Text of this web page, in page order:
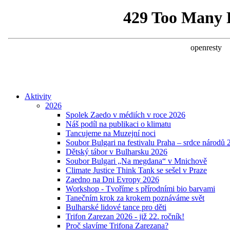
Aktivity
2026
Spolek Zaedo v médiích v roce 2026
Náš podíl na publikaci o klimatu
Tancujeme na Muzejní noci
Soubor Bulgari na festivalu Praha – srdce národů
Dětský tábor v Bulharsku 2026
Soubor Bulgari „Na megdana“ v Mnichově
Climate Justice Think Tank se sešel v Praze
Zaedno na Dni Evropy 2026
Workshop - Tvoříme s přírodními bio barvami
Tanečním krok za krokem poznáváme svět
Bulharské lidové tance pro děti
Trifon Zarezan 2026 - již 22. ročník!
Proč slavíme Trifona Zarezana?